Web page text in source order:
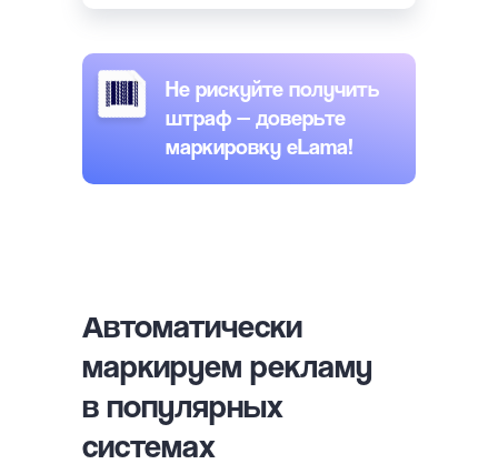
Не рискуйте получить
штраф — доверьте
маркировку eLama!
Автоматически
маркируем рекламу
в популярных
системах